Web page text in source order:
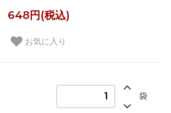
648円(税込)
お気に入り
袋